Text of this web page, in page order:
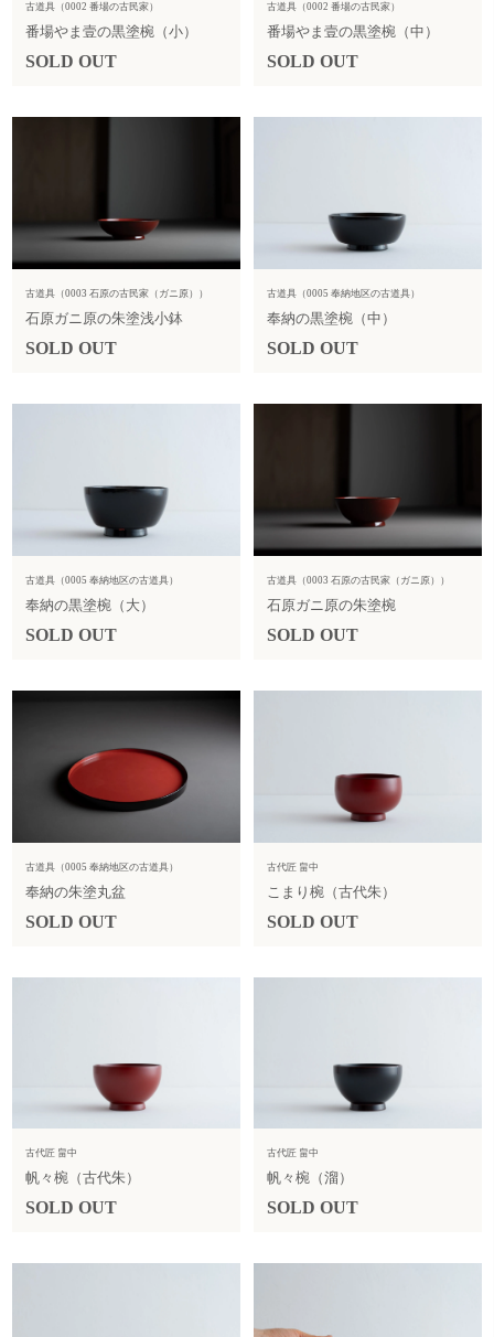
古道具（0002 番場の古民家）
番場やま壹の黒塗椀（小）
SOLD OUT
古道具（0002 番場の古民家）
番場やま壹の黒塗椀（中）
SOLD OUT
古道具（0003 石原の古民家（ガニ原））
石原ガニ原の朱塗浅小鉢
SOLD OUT
古道具（0005 奉納地区の古道具）
奉納の黒塗椀（中）
SOLD OUT
古道具（0005 奉納地区の古道具）
奉納の黒塗椀（大）
SOLD OUT
古道具（0003 石原の古民家（ガニ原））
石原ガニ原の朱塗椀
SOLD OUT
古道具（0005 奉納地区の古道具）
奉納の朱塗丸盆
SOLD OUT
古代匠 畠中
こまり椀（古代朱）
SOLD OUT
古代匠 畠中
帆々椀（古代朱）
SOLD OUT
古代匠 畠中
帆々椀（溜）
SOLD OUT